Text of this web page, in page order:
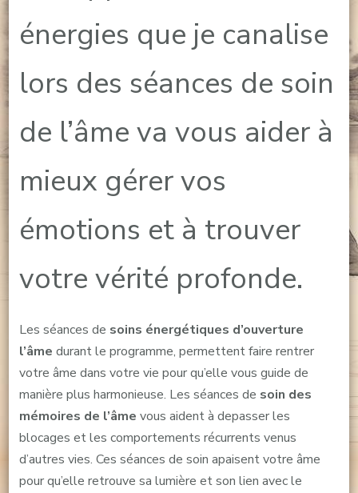
énergies que je canalise
lors des séances de soin
de l’âme va vous aider à
mieux gérer vos
émotions et à trouver
votre vérité profonde.
Les séances de soins énergétiques d’ouverture
l’âme durant le programme, permettent faire rentrer
votre âme dans votre vie pour qu’elle vous guide de
manière plus harmonieuse. Les séances de soin des
mémoires de l’âme vous aident à depasser les
blocages et les comportements récurrents venus
d’autres vies. Ces séances de soin apaisent votre âme
pour qu’elle retrouve sa lumière et son lien avec le